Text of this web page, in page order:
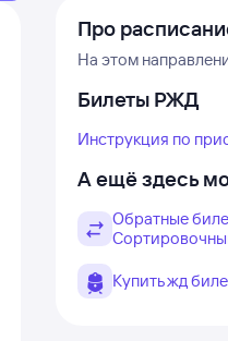
Про
На этом
Билеты РЖД
Инструкция по
А ещё здесь
Обратные
Купить жд